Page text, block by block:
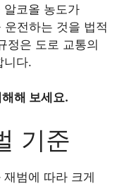
알코올 농도가
전하는 것을 법적
정은 도로 교통의
니다.
해 보세요.
기준
범에 따라 크게